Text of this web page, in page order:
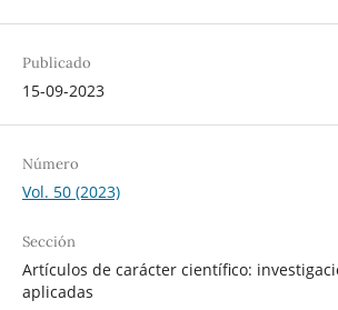
Publicado
15-09-2023
Número
Vol. 50 (2023)
Sección
Artículos de carácter científico:
aplicadas